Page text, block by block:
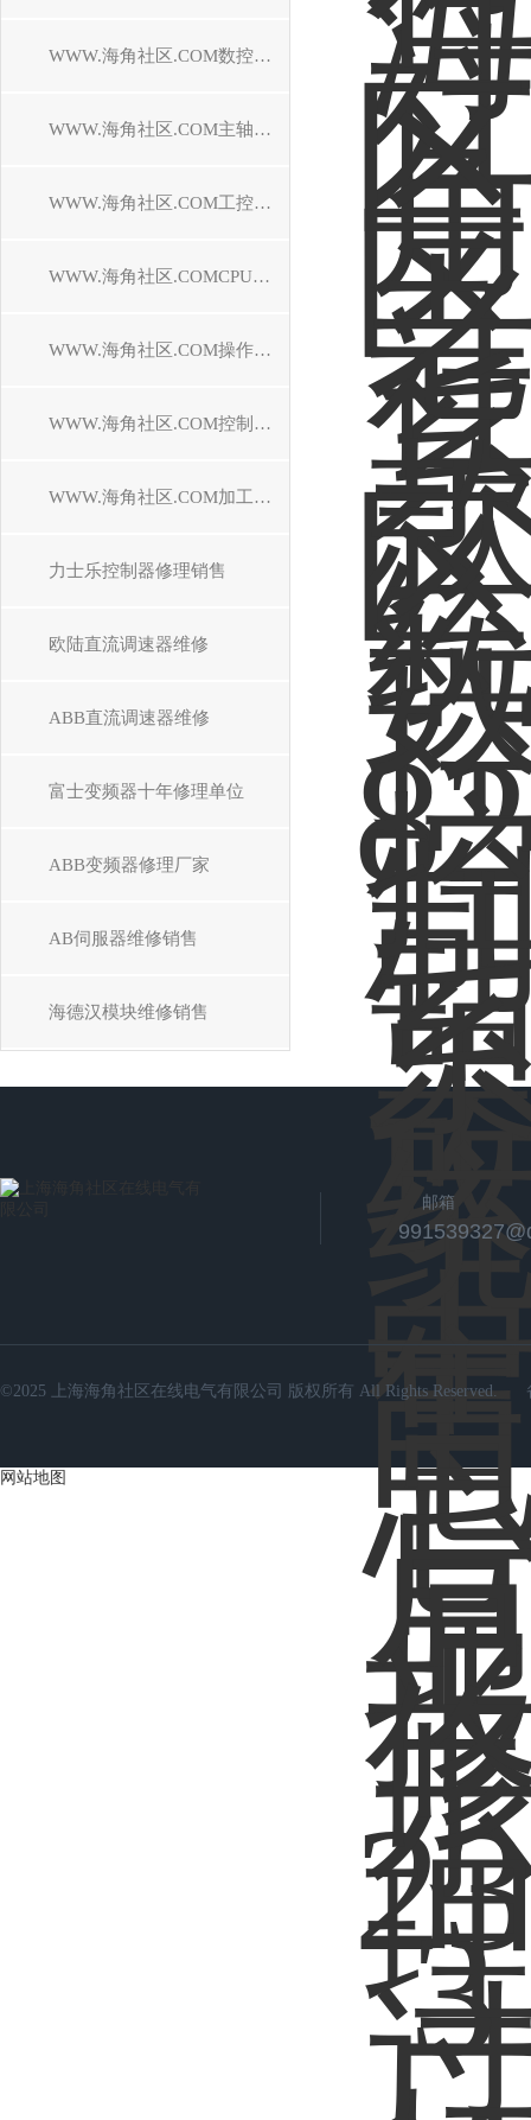
WWW.海角社区.COM数控系统维修
WWW.海角社区.COM主轴电机维修
WWW.海角社区.COM工控机维修
WWW.海角社区.COMCPU模块维修中心
WWW.海角社区.COM操作面板维修
WWW.海角社区.COM控制器维修
WWW.海角社区.COM加工中心维修
力士乐控制器修理销售
欧陆直流调速器维修
ABB直流调速器维修
富士变频器十年修理单位
ABB变频器修理厂家
AB伺服器维修销售
海德汉模块维修销售
邮箱
©2025 上海海角社区在线电气有限公司 版权所有 All Rights Reserved.
网站地图